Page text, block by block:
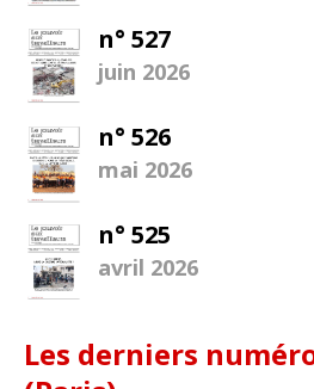
n° 527
juin 2026
n° 526
mai 2026
n° 525
avril 2026
Les derniers